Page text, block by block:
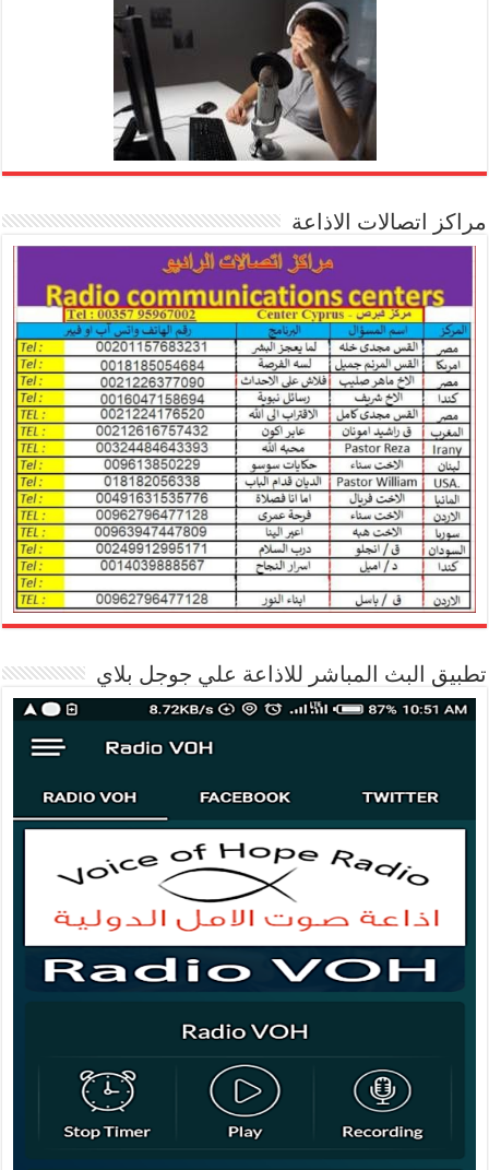
مراكز اتصالات الاذاعة
تطبيق البث المباشر للاذاعة علي جوجل بلاي